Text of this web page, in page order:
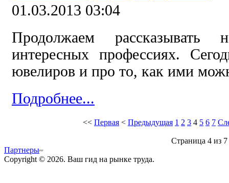
01.03.2013 03:04
Продолжаем
интересных профессиях.
ювелиров и про то, как ими
Подробнее...
<< Первая < Предыдущая 1 2 3 4 5 6 7
Страница 4 из 7
Партнеры
Copyright © 2026. Ваш гид на рынке труда.